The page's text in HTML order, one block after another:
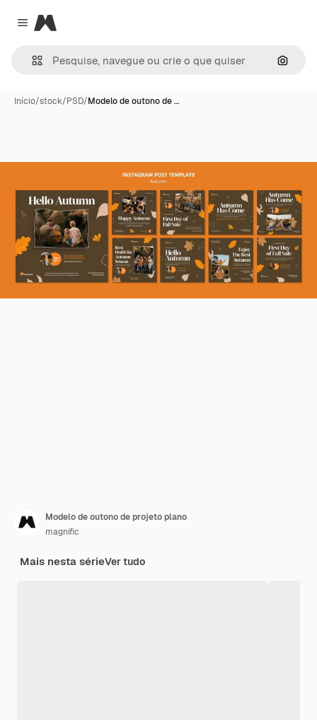
Close menu
Magnific
Início/stock/PSD/Modelo de outono de …
Modelo de outono de projeto plano
magnific
Mais nesta sérieVer tudo